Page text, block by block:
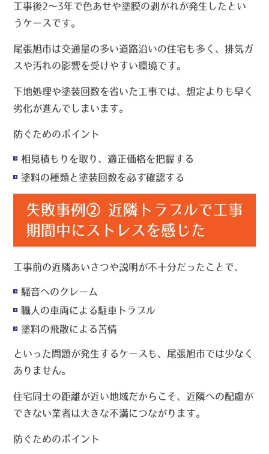
工事後2〜3年で色あせや塗膜の剥がれが発生したとい
うケースです。
尾張旭市は交通量の多い道路沿いの住宅も多く、排気ガ
スや汚れの影響を受けやすい環境です。
下地処理や塗装回数を省いた工事では、想定よりも早く
劣化が進んでしまいます。
防ぐためのポイント
相見積もりを取り、適正価格を把握する
塗料の種類と塗装回数を必ず確認する
失敗事例② 近隣トラブルで工事
期間中にストレスを感じた
工事前の近隣あいさつや説明が不十分だったことで、
騒音へのクレーム
職人の車両による駐車トラブル
塗料の飛散による苦情
といった問題が発生するケースも、尾張旭市では少なく
ありません。
住宅同士の距離が近い地域だからこそ、近隣への配慮が
できない業者は大きな不満につながります。
防ぐためのポイント